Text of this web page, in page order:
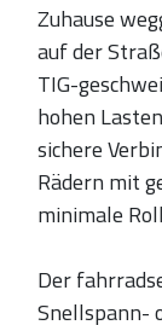
Zuhause
auf der
TIG-
hohen
sichere
Rädern mit
minimale
Der
Snellspann-